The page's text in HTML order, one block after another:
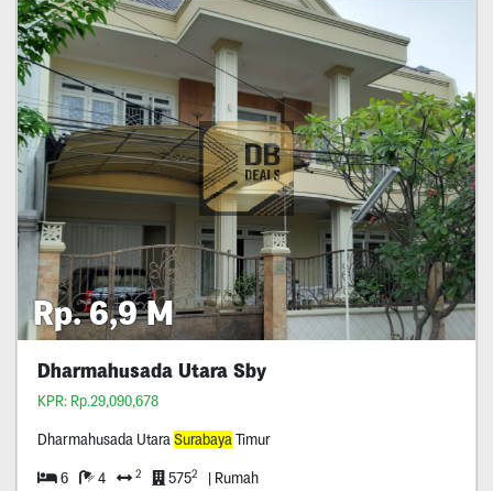
Rp. 6,9 M
Dharmahusada Utara Sby
KPR: Rp.29,090,678
Dharmahusada UtaraSurabayaTimur
6 4 2 5752 | Rumah